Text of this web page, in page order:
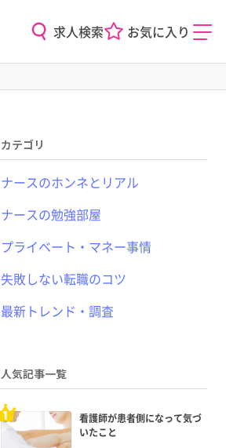
求人検索 お気に入り
カテゴリ
ナースのホンネとリアル
ナースの勉強部屋
プライベート・マネー事情
失敗しない転職のコツ
最新トレンド・調査
人気記事一覧
看護師が患者側になって気づ
いたこと